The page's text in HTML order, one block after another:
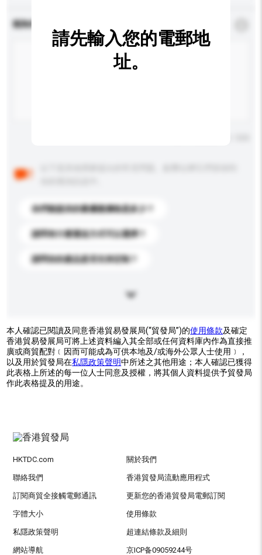
查詢內容
你們能提供的最優惠價格是多少？
請問有什麼運送方式可以選擇？
請問你的產品是否支持定制？
請先輸入您的電郵地
址。
本人確認已閱讀及同意香港貿易發展局(“貿發局”)的使用條款及確定
香港貿易發展局可將上述資料編入其全部或任何資料庫內作為直接推
廣或商貿配對﹝因而可能成為可供本地及/或海外公眾人士使用﹞，
以及用於貿發局在私隱政策聲明中所述之其他用途；本人確認已獲得
此表格上所述的每一位人士同意及授權，將其個人資料提供予貿發局
作此表格提及的用途。
HKTDC.com 關於我們
聯絡我們 香港貿發局流動應用程式
訂閱商貿全接觸電郵通訊 更新您的香港貿發局電郵訂閱
字體大小 使用條款
私隱政策聲明 超連結條款及細則
網站導航 京ICP备09059244号